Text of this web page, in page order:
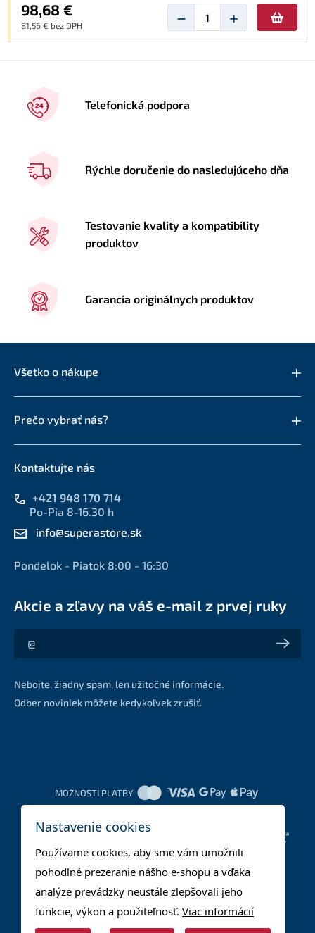
98,68 €
81,56 € bez DPH − +
Telefonická podpora
Rýchle doručenie do nasledujúceho dňa
Testovanie kvality a kompatibility
produktov
Garancia originálnych produktov
Všetko o nákupe
Prečo vybrať nás?
Kontaktujte nás
+421 948 170 714
Po-Pia 8-16.30 h
info@superastore.sk
Pondelok - Piatok 8:00 - 16:30
Akcie a zľavy na váš e-mail z prvej ruky
Akcie a zľavy na váš e-mail z prvej ruky
Nebojte, žiadny spam, len užitočné informácie.
Odber noviniek môžete kedykoľvek zrušiť.
MOŽNOSTI PLATBY
Nastavenie cookies
Používame cookies, aby sme vám umožnili
pohodlné prezeranie nášho e-shopu a vďaka
analýze prevádzky neustále zlepšovali jeho
funkcie, výkon a použiteľnosť. Viac informácií